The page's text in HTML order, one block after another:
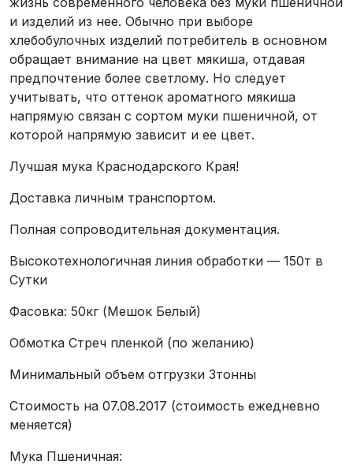
и изделий из нее. Обычно при выборе
хлебобулочных изделий потребитель в основном
обращает внимание на цвет мякиша, отдавая
предпочтение более светлому. Но следует
учитывать, что оттенок ароматного мякиша
напрямую связан с сортом муки пшеничной, от
которой напрямую зависит и ее цвет.
Лучшая мука Краснодарского Края!
Доставка личным транспортом.
Полная сопроводительная документация.
Высокотехнологичная линия обработки — 150т в
Сутки
Фасовка: 50кг (Мешок Белый)
Обмотка Стреч пленкой (по желанию)
Минимальный объем отгрузки 3тонны
Стоимость на 07.08.2017 (стоимость ежедневно
меняется)
Мука Пшеничная: